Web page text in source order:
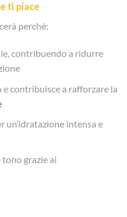
ti piace
perché:
contribuendo a ridurre
e contribuisce a rafforzare la
un’idratazione intensa e
grazie ai